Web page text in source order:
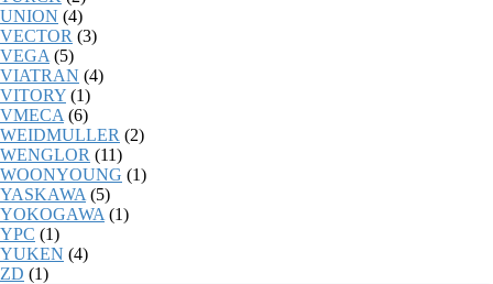
UNION (4)
VECTOR (3)
VEGA (5)
VIATRAN (4)
VITORY (1)
VMECA (6)
WEIDMULLER (2)
WENGLOR (11)
WOONYOUNG (1)
YASKAWA (5)
YOKOGAWA (1)
YPC (1)
YUKEN (4)
ZD (1)